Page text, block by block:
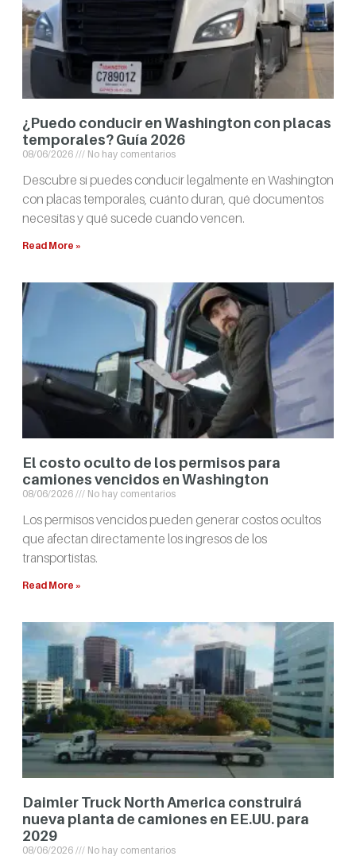
¿Puedo conducir en Washington con placas
temporales? Guía 2026
08/06/2026 No hay comentarios
Descubre si puedes conducir legalmente en Washington
con placas temporales, cuánto duran, qué documentos
necesitas y qué sucede cuando vencen.
Read More »
El costo oculto de los permisos para
camiones vencidos en Washington
08/06/2026 No hay comentarios
Los permisos vencidos pueden generar costos ocultos
que afectan directamente los ingresos de los
transportistas.
Read More »
Daimler Truck North America construirá
nueva planta de camiones en EE.UU. para
2029
08/06/2026 No hay comentarios